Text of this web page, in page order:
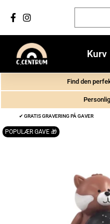
Kurv
Find den
✔ GRATIS GRAVERING PÅ GAVER
POPULÆR GAVE 🎁